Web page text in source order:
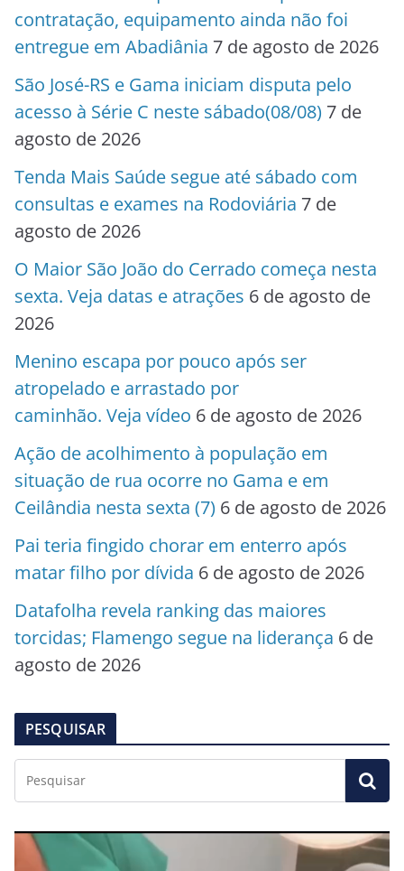
contratação, equipamento ainda não foi
entregue em Abadiânia 7 de agosto de 2026
São José-RS e Gama iniciam disputa pelo
acesso à Série C neste sábado(08/08) 7 de
agosto de 2026
Tenda Mais Saúde segue até sábado com
consultas e exames na Rodoviária 7 de
agosto de 2026
O Maior São João do Cerrado começa nesta
sexta. Veja datas e atrações 6 de agosto de
2026
Menino escapa por pouco após ser
atropelado e arrastado por
caminhão. Veja vídeo 6 de agosto de 2026
Ação de acolhimento à população em
situação de rua ocorre no Gama e em
Ceilândia nesta sexta (7) 6 de agosto de 2026
Pai teria fingido chorar em enterro após
matar filho por dívida 6 de agosto de 2026
Datafolha revela ranking das maiores
torcidas; Flamengo segue na liderança 6 de
agosto de 2026
PESQUISAR